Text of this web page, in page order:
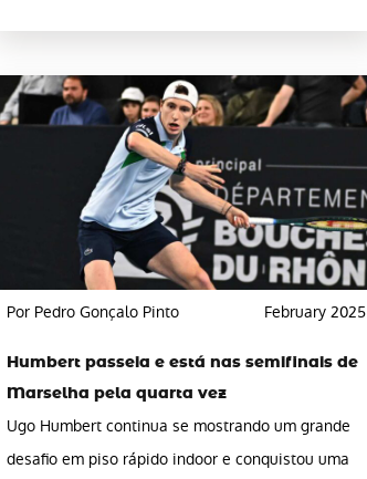
Por Pedro Gonçalo Pinto February 2025
Humbert passeia e está nas semifinais de
Marselha pela quarta vez
Ugo Humbert continua se mostrando um grande
desafio em piso rápido indoor e conquistou uma